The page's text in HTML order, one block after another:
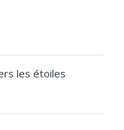
les étoiles